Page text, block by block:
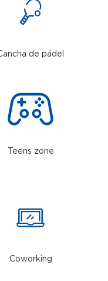
de pádel
Teens zone
Coworking